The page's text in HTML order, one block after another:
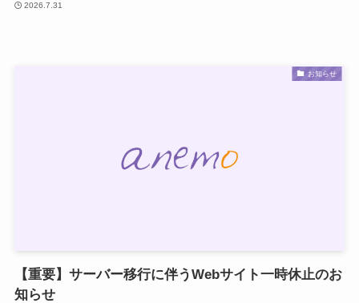
2026.7.31
お知らせ
【重要】サーバー移行に伴うWebサイト一時休止のお
知らせ